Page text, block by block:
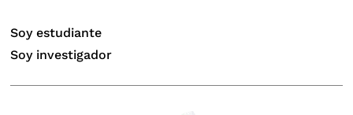
Soy estudiante
Soy investigador